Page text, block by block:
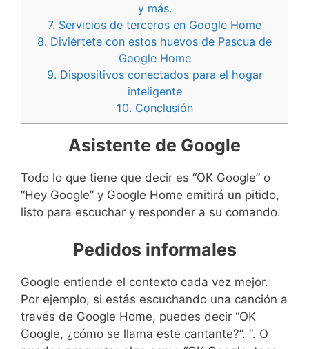
y más.
7. Servicios de terceros en Google Home
8. Diviértete con estos huevos de Pascua de
Google Home
9. Dispositivos conectados para el hogar
inteligente
10. Conclusión
Asistente de Google
Todo lo que tiene que decir es “OK Google” o
“Hey Google” y Google Home emitirá un pitido,
listo para escuchar y responder a su comando.
Pedidos informales
Google entiende el contexto cada vez mejor.
Por ejemplo, si estás escuchando una canción a
través de Google Home, puedes decir “OK ​​
Google, ¿cómo se llama este cantante?”. “. O